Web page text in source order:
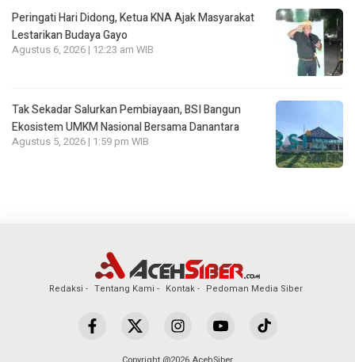
Peringati Hari Didong, Ketua KNA Ajak Masyarakat
Lestarikan Budaya Gayo
Agustus 6, 2026 | 12:23 am WIB
Tak Sekadar Salurkan Pembiayaan, BSI Bangun
Ekosistem UMKM Nasional Bersama Danantara
Agustus 5, 2026 | 1:59 pm WIB
Redaksi Tentang Kami Kontak Pedoman Media Siber